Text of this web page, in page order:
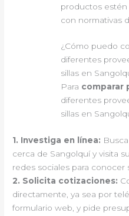
productos
con normativas
¿Cómo puedo
diferentes
sillas en
Para comparar
diferentes
sillas en
1. Investiga en línea:
cerca de Sangolquí y visita
redes sociales para conocer
2. Solicita cotizaciones:
directamente, ya sea por
formulario web, y pide